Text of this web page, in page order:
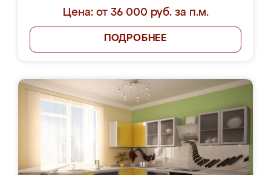
Цена: от 36 000 руб. за п.м.
ПОДРОБНЕЕ